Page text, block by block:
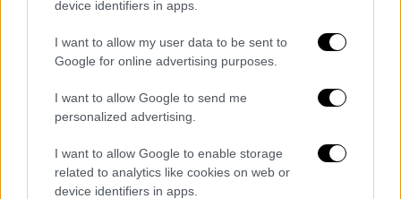
device identifiers in apps.
I want to allow my user data to be sent to
Google for online advertising purposes.
I want to allow Google to send me
personalized advertising.
I want to allow Google to enable storage
related to analytics like cookies on web or
device identifiers in apps.
Ελλάδα|23.03.2024 13:10
δεσμεύθηκε στο λιμάνι του Λαυρίου -
Κύκλωμα εντόπισε η ΕΥΠ
Το σκάφος παραμένει δεσμευμένο μαζί με
το φορτίο του στο λιμάνι του Λαυρίου